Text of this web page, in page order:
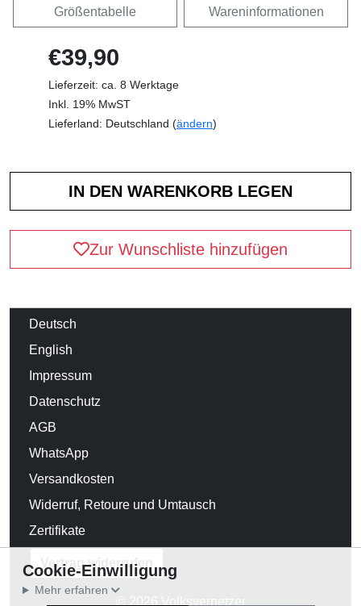
Größentabelle Wareninformationen
€39,90
Lieferzeit: ca. 8 Werktage
Inkl. 19% MwST
Lieferland: Deutschland (ändern)
Zur Wunschliste hinzufügen
Deutsch
English
Impressum
Datenschutz
AGB
WhatsApp
Versandkosten
Widerruf, Retoure und Umtausch
Zertifikate
Vertrag widerrufen
© 2026 Volksverpetzer
Cookie-Einwilligung
Mehr erfahren